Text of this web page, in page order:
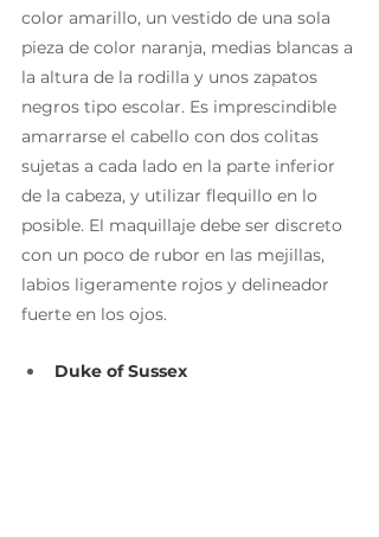
color amarillo, un vestido de una sola
pieza de color naranja, medias blancas a
la altura de la rodilla y unos zapatos
negros tipo escolar. Es imprescindible
amarrarse el cabello con dos colitas
sujetas a cada lado en la parte inferior
de la cabeza, y utilizar flequillo en lo
posible. El maquillaje debe ser discreto
con un poco de rubor en las mejillas,
labios ligeramente rojos y delineador
fuerte en los ojos.
Duke of Sussex